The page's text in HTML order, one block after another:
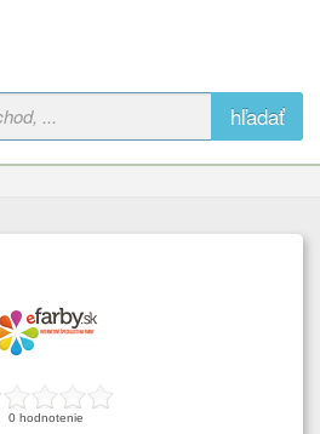
hľadať
0 hodnotenie